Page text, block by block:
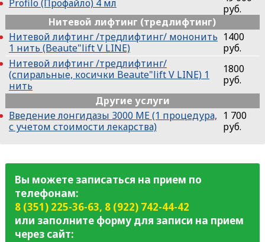
Profilo (Профайло) 4 мл
руб.
Нитевой лифтинг (тредлифтинг)
Нитевой лифтинг /тредлифтинг/ мононить
1 нить (Beaute"lift V LINE)
1400
руб.
Нитевой лифтинг /тредлифтинг/
(спиральные, косички Beaute"lift V LINE) 1
нить
1800
руб.
Другие услуги
Введение лонгидазы 3000 МЕ (1 процедура,
с учетом стоимости лекарства)
1 700
руб.
Вы можете записаться на прием по
телефонам:
8 (351) 225-36-63, 8 (922) 742-44-42
или заполните форму для записи на прием
через сайт: